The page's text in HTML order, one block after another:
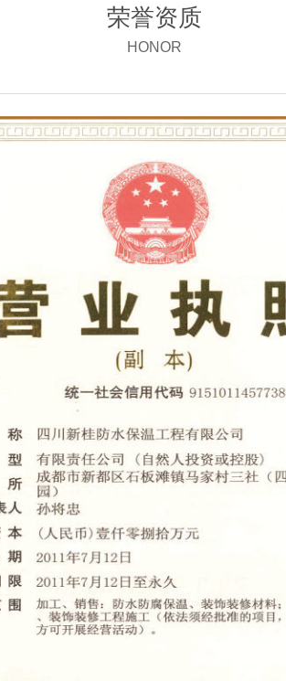
荣誉资质
HONOR